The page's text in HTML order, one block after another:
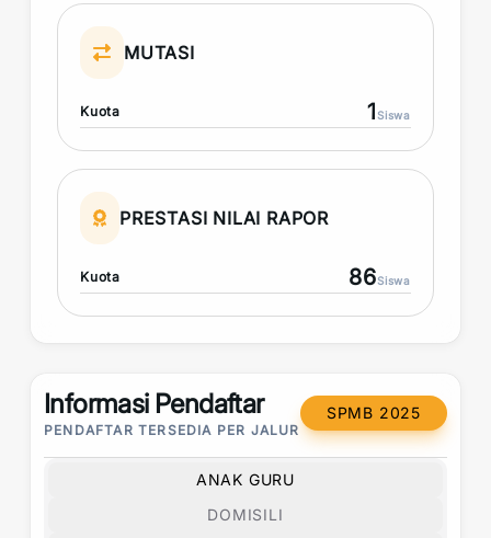
MUTASI
Kuota 1Siswa
PRESTASI NILAI RAPOR
Kuota 86Siswa
Informasi Pendaftar
PENDAFTAR TERSEDIA PER JALUR
SPMB 2025
ANAK GURU
DOMISILI